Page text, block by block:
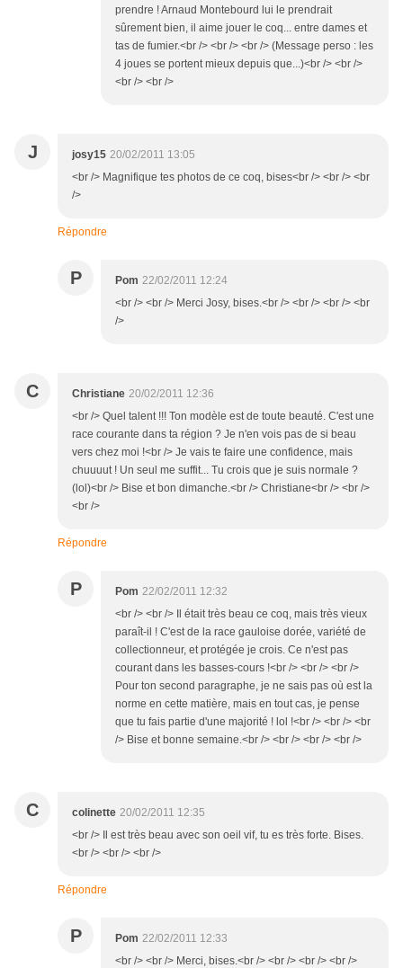
prendre ! Arnaud Montebourd lui le prendrait
sûrement bien, il aime jouer le coq... entre dames et
tas de fumier.<br /> <br /> <br /> (Message perso : les
4 joues se portent mieux depuis que...)<br /> <br />
<br /> <br />
J josy15 20/02/2011 13:05
<br /> Magnifique tes photos de ce coq, bises<br /> <br /> <br
/>
Répondre
P Pom 22/02/2011 12:24
<br /> <br /> Merci Josy, bises.<br /> <br /> <br /> <br
/>
C Christiane 20/02/2011 12:36
<br /> Quel talent !!! Ton modèle est de toute beauté. C'est une
race courante dans ta région ? Je n'en vois pas de si beau
vers chez moi !<br /> Je vais te faire une confidence, mais
chuuuut ! Un seul me suffit... Tu crois que je suis normale ?
(lol)<br /> Bise et bon dimanche.<br /> Christiane<br /> <br />
<br />
Répondre
P Pom 22/02/2011 12:32
<br /> <br /> Il était très beau ce coq, mais très vieux
paraît-il ! C'est de la race gauloise dorée, variété de
collectionneur, et protégée je crois. Ce n'est pas
courant dans les basses-cours !<br /> <br /> <br />
Pour ton second paragraphe, je ne sais pas où est la
norme en cette matière, mais en tout cas, je pense
que tu fais partie d'une majorité ! lol !<br /> <br /> <br
/> Bise et bonne semaine.<br /> <br /> <br /> <br />
C colinette 20/02/2011 12:35
<br /> Il est très beau avec son oeil vif, tu es très forte. Bises.
<br /> <br /> <br />
Répondre
P Pom 22/02/2011 12:33
<br /> <br /> Merci, bises.<br /> <br /> <br /> <br />